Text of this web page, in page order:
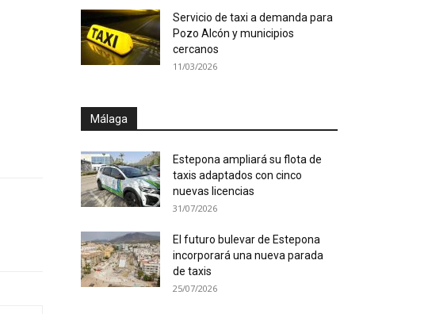
Servicio de taxi a demanda para
Pozo Alcón y municipios
cercanos
11/03/2026
Málaga
Estepona ampliará su flota de
taxis adaptados con cinco
nuevas licencias
31/07/2026
El futuro bulevar de Estepona
incorporará una nueva parada
de taxis
25/07/2026